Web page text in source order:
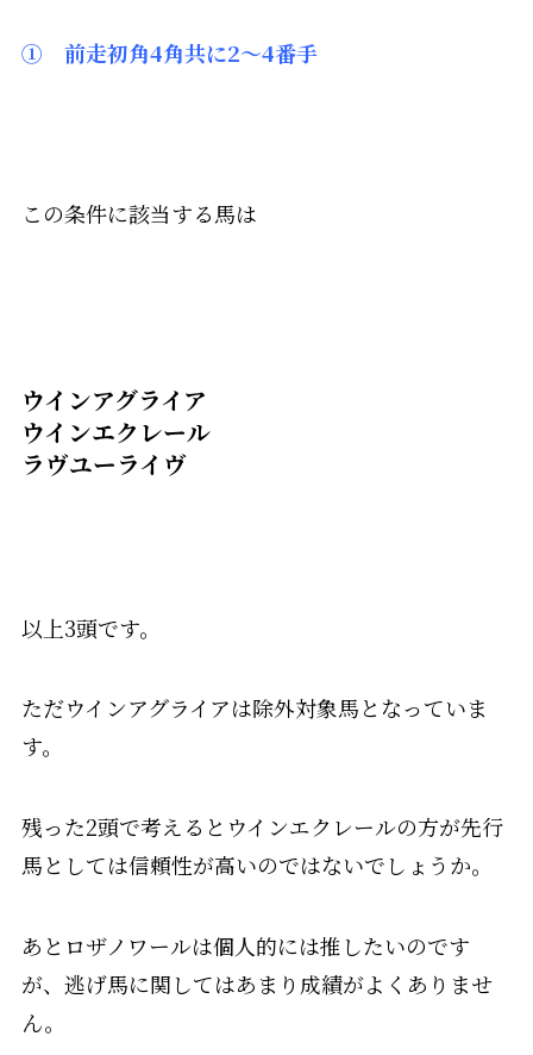
① 前走初角4角共に2～4番手
この条件に該当する馬は
ウインアグライア
ウインエクレール
ラヴユーライヴ
以上3頭です。
ただウインアグライアは除外対象馬となっていま
す。
残った2頭で考えるとウインエクレールの方が先行
馬としては信頼性が高いのではないでしょうか。
あとロザノワールは個人的には推したいのです
が、逃げ馬に関してはあまり成績がよくありませ
ん。